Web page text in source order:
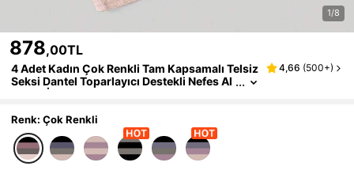
1/8
878,00TL
4 Adet Kadın Çok Renkli Tam Kapsamalı Telsiz
Seksi Dantel Toparlayıcı Destekli Nefes Al
abilen İnce Sütyen
4,66 (500+)
Renk: Çok Renkli